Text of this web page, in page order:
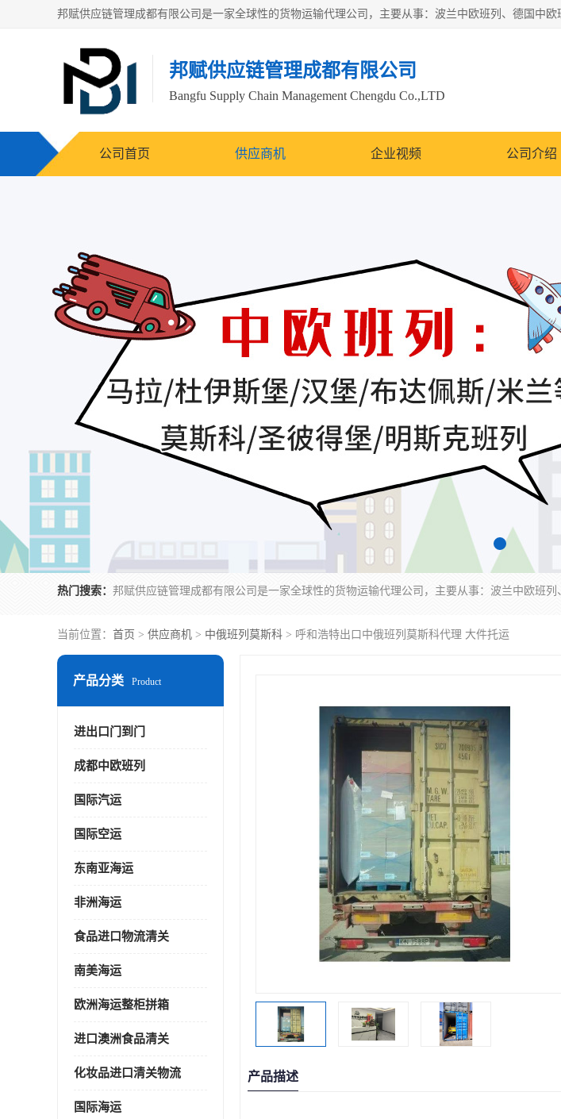
邦赋供应链管理成都有限公司
Bangfu Supply Chain Management Chengdu Co.,LTD
公司首页 供应商机 企业视频 公司介绍
热门搜索：
当前位置： 首页 > 供应商机 > 中俄班列莫斯科 > 呼和浩特出口中俄班列莫斯科代理 大件托运
产品分类 Product
进出口门到门
成都中欧班列
国际汽运
国际空运
东南亚海运
非洲海运
食品进口物流清关
南美海运
欧洲海运整柜拼箱
进口澳洲食品清关
化妆品进口清关物流
国际海运
产品描述